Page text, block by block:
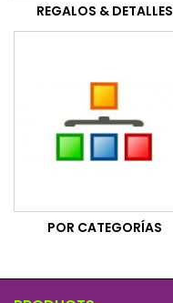
REGALOS & DETALLES
POR CATEGORÍAS